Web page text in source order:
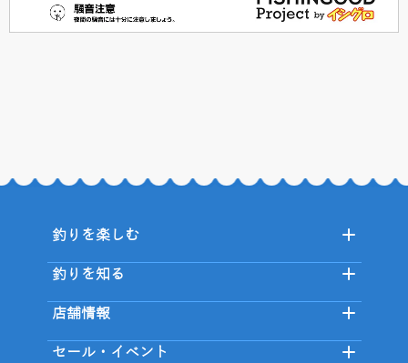
釣りを楽しむ
釣りを知る
店舗情報
セール・イベント